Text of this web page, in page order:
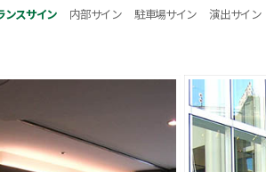
ンスサイン 内部サイン 駐車場サイン 演出サイン